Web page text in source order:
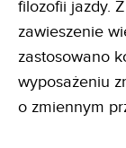
filozofii jazdy.
zawieszenie
zastosowano
wyposażeniu
o zmiennym